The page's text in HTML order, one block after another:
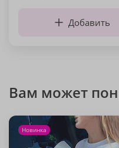
Добавить
Вам может
Новинка